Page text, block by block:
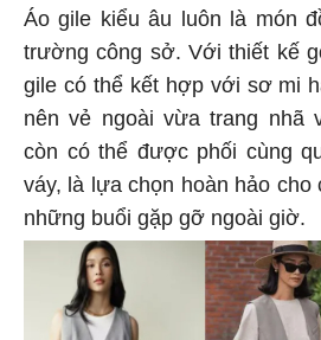
Áo gile kiểu âu luôn là món
trường công sở. Với thiết kế
gile có thể kết hợp với sơ mi
nên vẻ ngoài vừa trang nhã
còn có thể được phối cùng
váy, là lựa chọn hoàn hảo cho
những buổi gặp gỡ ngoài giờ.